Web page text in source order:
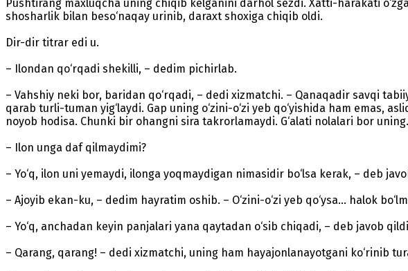
Pushtirang maxluqcha uning chiqib kelganini darhol sezdi. Xatti-harakati
shosharlik bilan beso‘naqay urinib, daraxt shoxiga chiqib oldi.
Dir-dir titrar edi u.
– Ilondan qo‘rqadi shekilli, – dedim pichirlab.
– Vahshiy neki bor, baridan qo‘rqadi, – dedi xizmatchi. – Qanaqadir savqi
qarab turli-tuman yig‘laydi. Gap uning o‘zini-o‘zi yeb qo‘yishida ham emas,
noyob hodisa. Chunki bir ohangni sira takrorlamaydi. G‘alati nolalari bor uning.
– Ilon unga daf qilmaydimi?
– Yo‘q, ilon uni yemaydi, ilonga yoqmaydigan nimasidir bo‘lsa kerak, – deb
– Ajoyib ekan-ku, – dedim hayratim oshib. – O‘zini-o‘zi yeb qo‘ysa... halok
– Yo‘q, anchadan keyin panjalari yana qaytadan o‘sib chiqadi, – deb javob
– Qarang, qarang! – dedi xizmatchi, uning ham hayajonlanayotgani ko‘rinib